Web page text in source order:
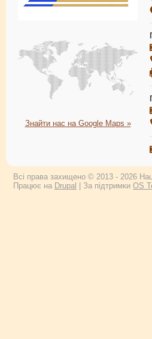
Знайти нас на Google Maps »
Всі права захищено © 2013 - 2026
Працює на Drupal | За підтримки OS